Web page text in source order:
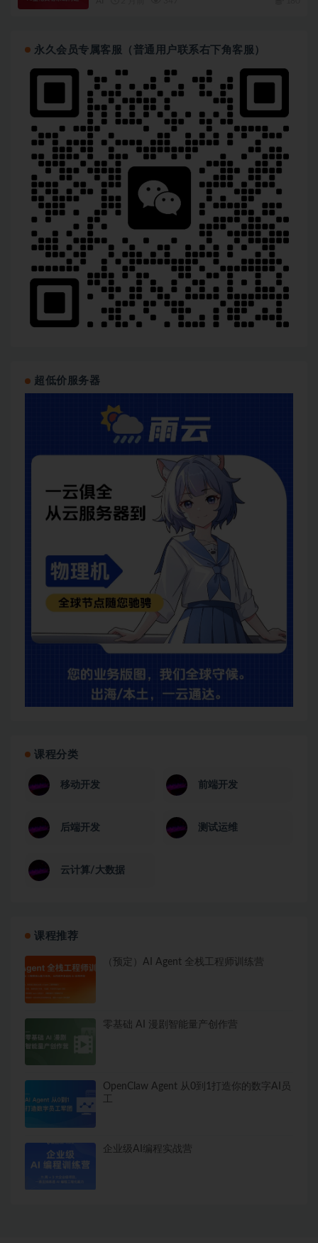
永久会员专属客服（普通用户联系右下角客服）
超低价服务器
课程分类
移动开发 前端开发
后端开发 测试运维
云计算/大数据
课程推荐
（预定）AI Agent 全栈工程师训练营
零基础 AI 漫剧智能量产创作营
OpenClaw Agent 从0到1打造你的数字AI员
工
企业级AI编程实战营